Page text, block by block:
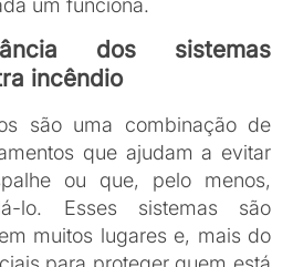
que agem diretamente para
como extintores,
automáticos) e hidrantes.
que ele começa e são
o incêndio até a